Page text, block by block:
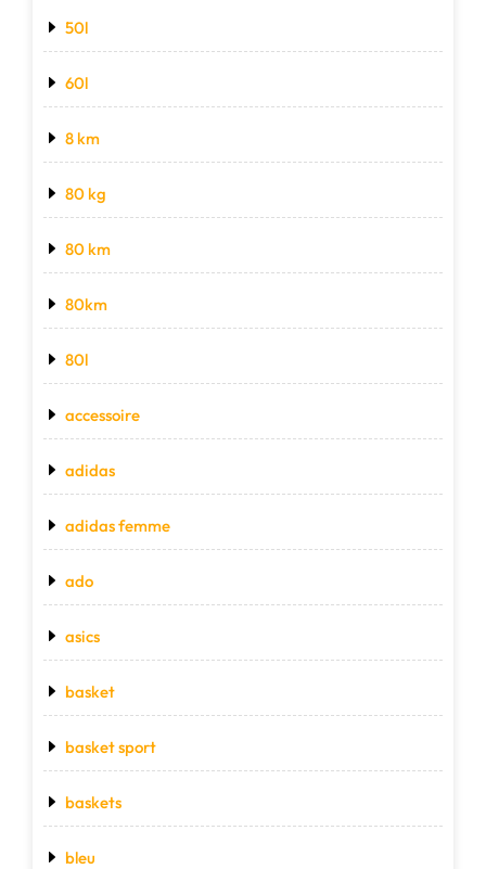
50l
60l
8 km
80 kg
80 km
80km
80l
accessoire
adidas
adidas femme
ado
asics
basket
basket sport
baskets
bleu